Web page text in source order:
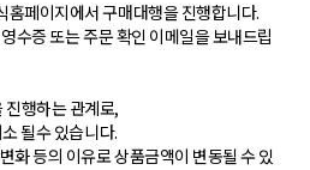
페이지에서 구매대행을 진행합니다.
수증 또는 주문 확인 이메일을 보내드립
행하는 관계로,
될수 있습니다.
화 등의 이유로 상품금액이 변동될 수 있